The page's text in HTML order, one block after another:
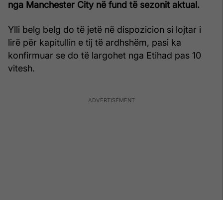
nga Manchester City në fund të sezonit aktual.
Ylli belg belg do të jetë në dispozicion si lojtar i
lirë për kapitullin e tij të ardhshëm, pasi ka
konfirmuar se do të largohet nga Etihad pas 10
vitesh.